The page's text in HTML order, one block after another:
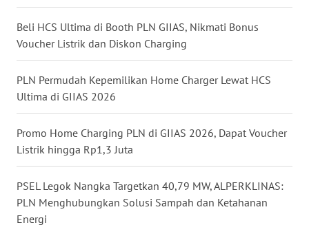
Beli HCS Ultima di Booth PLN GIIAS, Nikmati Bonus
Voucher Listrik dan Diskon Charging
PLN Permudah Kepemilikan Home Charger Lewat HCS
Ultima di GIIAS 2026
Promo Home Charging PLN di GIIAS 2026, Dapat Voucher
Listrik hingga Rp1,3 Juta
PSEL Legok Nangka Targetkan 40,79 MW, ALPERKLINAS:
PLN Menghubungkan Solusi Sampah dan Ketahanan
Energi
WN
TANJUNG
LESUNG
WN
WN
LABUHANBATU